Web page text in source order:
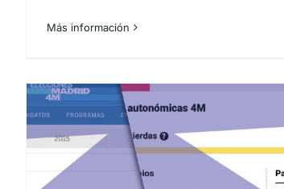
Más información